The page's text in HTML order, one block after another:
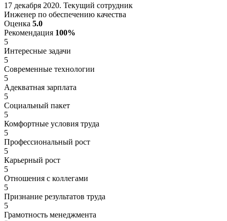
17 декабря 2020. Текущий сотрудник
Инженер по обеспечению качества
Оценка 5.0
Рекомендация 100%
5
Интересные задачи
5
Современные технологии
5
Адекватная зарплата
5
Социальный пакет
5
Комфортные условия труда
5
Профессиональный рост
5
Карьерный рост
5
Отношения с коллегами
5
Признание результатов труда
5
Грамотность менеджмента